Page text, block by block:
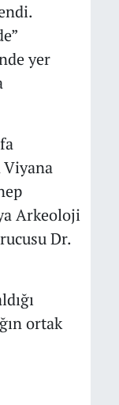
yer
Viyana
Arkeoloji
Dr.
ortak